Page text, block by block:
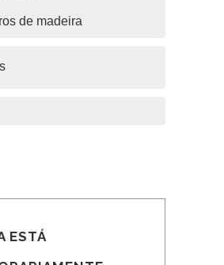
de madeira
ESTÁ